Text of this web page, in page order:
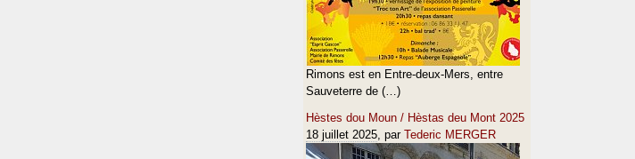
Rimons est en Entre-deux-Mers, entre
Sauveterre de (…)
Hèstes dou Moun / Hèstas deu Mont 2025
18 juillet 2025, par Tederic MERGER